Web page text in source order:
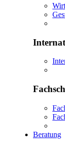
Beratung